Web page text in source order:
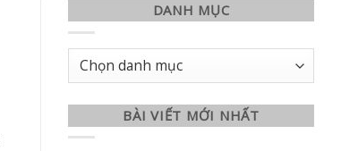
DANH MỤC
Danh
BÀI VIẾT MỚI NHẤT